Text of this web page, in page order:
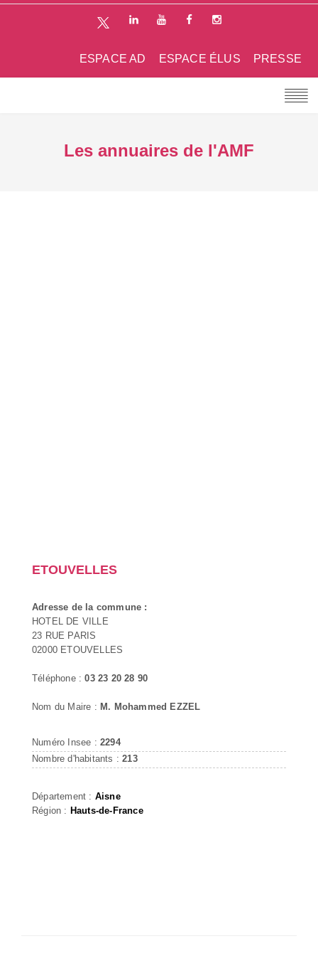
PRESSE
ESPACE ÉLUS
ESPACE AD
Les annuaires de l'AMF
ETOUVELLES
Adresse de la commune :
HOTEL DE VILLE
23 RUE PARIS
02000 ETOUVELLES
Téléphone :03 23 20 28 90
Nom du Maire : M. Mohammed EZZEL
Numéro Insee : 2294
Nombre d'habitants :213
Département : Aisne
Région : Hauts-de-France